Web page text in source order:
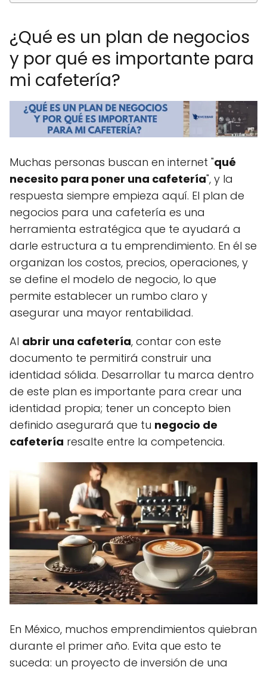
¿Qué es un plan de negocios
y por qué es importante para
mi cafetería?
Muchas personas buscan en internet "qué
necesito para poner una cafetería", y la
respuesta siempre empieza aquí. El plan de
negocios para una cafetería es una
herramienta estratégica que te ayudará a
darle estructura a tu emprendimiento. En él se
organizan los costos, precios, operaciones, y
se define el modelo de negocio, lo que
permite establecer un rumbo claro y
asegurar una mayor rentabilidad.
Al abrir una cafetería, contar con este
documento te permitirá construir una
identidad sólida. Desarrollar tu marca dentro
de este plan es importante para crear una
identidad propia; tener un concepto bien
definido asegurará que tu negocio de
cafetería resalte entre la competencia.
En México, muchos emprendimientos quiebran
durante el primer año. Evita que esto te
suceda: un proyecto de inversión de una